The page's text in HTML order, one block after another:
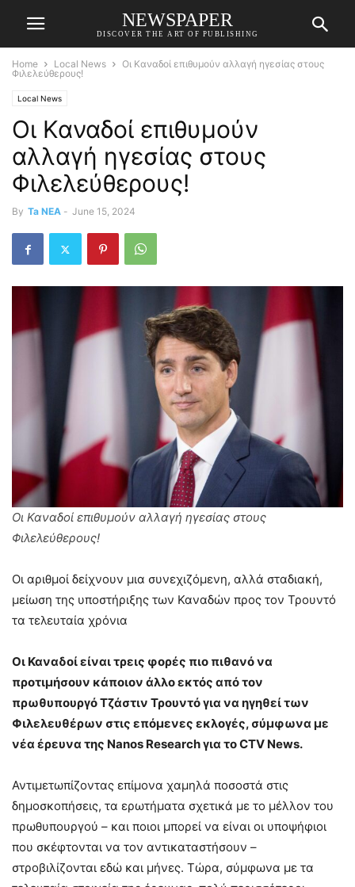
NEWSPAPER
DISCOVER THE ART OF PUBLISHING
Home Local News
Οι Καναδοί επιθυμούν αλλαγή ηγεσίας στους
Φιλελεύθερους!
Local News
Οι Καναδοί επιθυμούν
αλλαγή ηγεσίας στους
Φιλελεύθερους!
By Ta NEA - June 15, 2024
Οι Καναδοί επιθυμούν αλλαγή ηγεσίας στους
Φιλελεύθερους!
Οι αριθμοί δείχνουν μια συνεχιζόμενη, αλλά σταδιακή,
μείωση της υποστήριξης των Καναδών προς τον Τρουντό
τα τελευταία χρόνια
Οι Καναδοί είναι τρεις φορές πιο πιθανό να
προτιμήσουν κάποιον άλλο εκτός από τον
πρωθυπουργό Τζάστιν Τρουντό για να ηγηθεί των
Φιλελευθέρων στις επόμενες εκλογές, σύμφωνα με
νέα έρευνα της Nanos Research για το CTV News.
Αντιμετωπίζοντας επίμονα χαμηλά ποσοστά στις
δημοσκοπήσεις, τα ερωτήματα σχετικά με το μέλλον του
πρωθυπουργού – και ποιοι μπορεί να είναι οι υποψήφιοι
που σκέφτονται να τον αντικαταστήσουν –
στροβιλίζονται εδώ και μήνες. Τώρα, σύμφωνα με τα